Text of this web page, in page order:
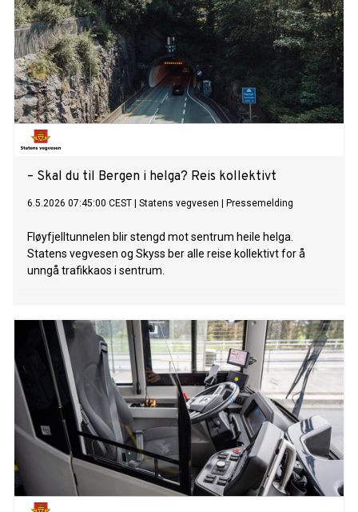
– Skal du til Bergen i helga? Reis kollektivt
6.5.2026 07:45:00 CEST Statens vegvesen Pressemelding
Fløyfjelltunnelen blir stengd mot sentrum heile helga.
Statens vegvesen og Skyss ber alle reise kollektivt for å
unngå trafikkaos i sentrum.